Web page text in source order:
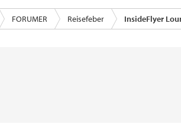
FORUMER Reisefeber InsideFlyer